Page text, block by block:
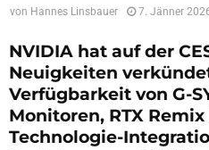
von Hannes Linsbauer 7. Jänner
NVIDIA hat auf der
Neuigkeiten
Verfügbarkeit von G-
Monitoren, RTX
Technologie-